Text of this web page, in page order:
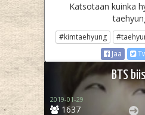
Katsotaan kuinka
#kimtaehyung
Jaa
BTS
1637
2019-01-29